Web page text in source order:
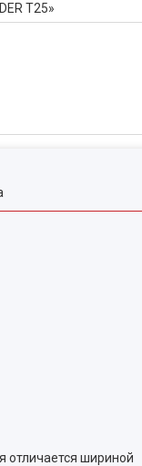
T25»
отличается шириной